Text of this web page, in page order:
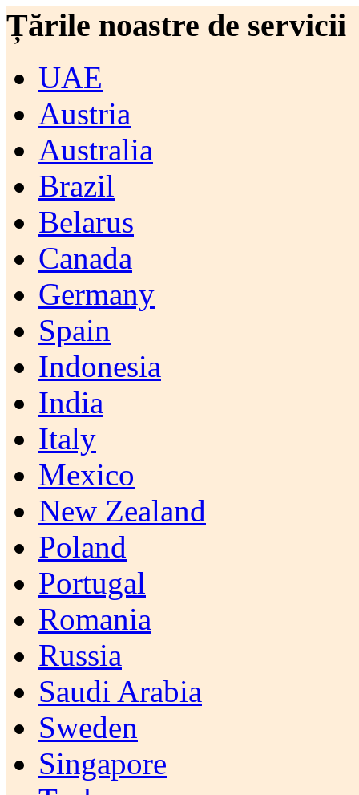
Țările noastre de servicii
UAE
Austria
Australia
Brazil
Belarus
Canada
Germany
Spain
Indonesia
India
Italy
Mexico
New Zealand
Poland
Portugal
Romania
Russia
Saudi Arabia
Sweden
Singapore